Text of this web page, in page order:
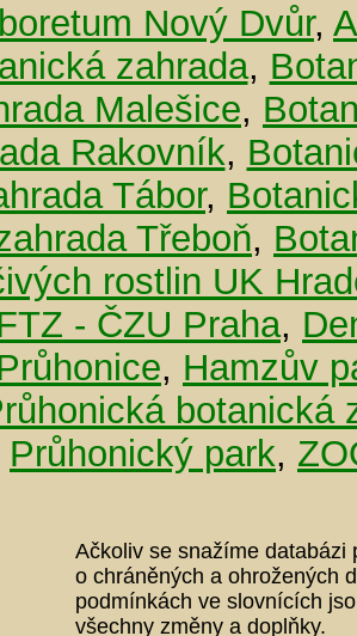
Nový Dvůr,
zahrada,
Malešice,
Rakovník,
Tábor,
Třeboň,
rostlin UK
- ČZU Praha,
, Hamzův
botanická
Průhonický park,
Ačkoliv se snažíme databázi
o chráněných a ohrožených
podmínkách ve slovnících
všechny změny a doplňky.